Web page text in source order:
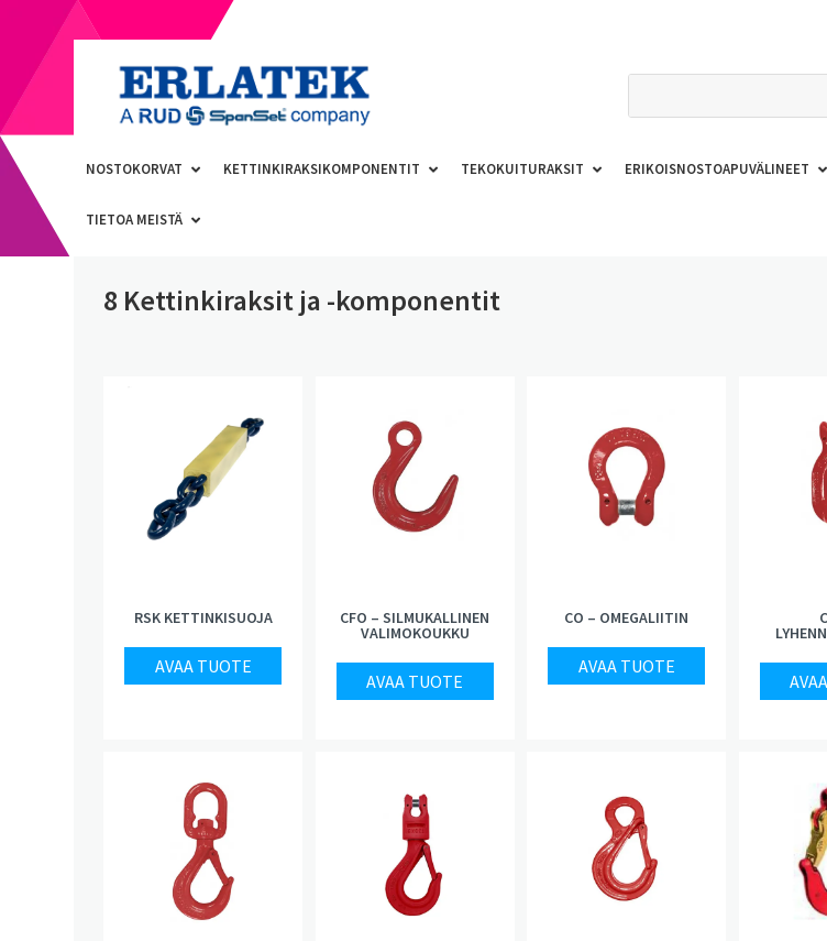
NOSTOKORVAT KETTINKIRAKSIKOMPONENTIT TEKOKUITURAKSIT ERIKOISNOSTOAPUVÄLINEET
TIETOA MEISTÄ
8 Kettinkiraksit ja -komponentit
RSK KETTINKISUOJA
AVAA TUOTE
CFO – SILMUKALLINEN
VALIMOKOUKKU
AVAA TUOTE
CO – OMEGALIITIN
AVAA TUOTE